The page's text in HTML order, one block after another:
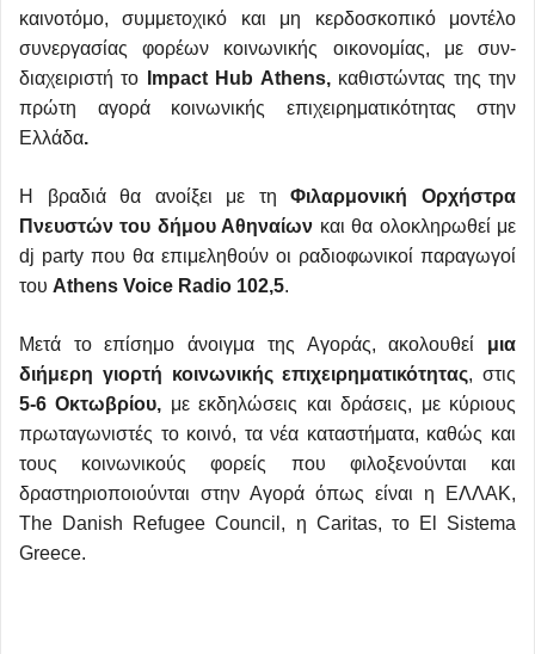
καινοτόμο, συμμετοχικό και μη κερδοσκοπικό μοντέλο
συνεργασίας φορέων κοινωνικής οικονομίας, με συν-
διαχειριστή το
Impact Hub Athens, καθιστώντας της την
πρώτη αγορά κοινωνικής επιχειρηματικότητας στην
Ελλάδα.
Η βραδιά θα ανοίξει με τηΦιλαρμονική Ορχήστρα
Πνευστών του δήμου Αθηναίων και θα ολοκληρωθεί με
dj party που θα επιμεληθούν οι ραδιοφωνικοί παραγωγοί
του Athens Voice Radio 102,5.
Μετά το επίσημο άνοιγμα της Αγοράς, ακολουθεί μια
διήμερη γιορτή κοινωνικής επιχειρηματικότητας, στις
5-6 Οκτωβρίου, με εκδηλώσεις και δράσεις, με κύριους
πρωταγωνιστές το κοινό, τα νέα καταστήματα, καθώς και
τους κοινωνικούς φορείς που φιλοξενούνται και
δραστηριοποιούνται στην Αγορά όπως είναι η ΕΛΛΑΚ,
The Danish Refugee Council, η Caritas, το El Sistema
Greece.